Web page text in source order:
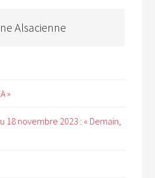
Alsacienne
»
18 novembre 2023 : « Demain,